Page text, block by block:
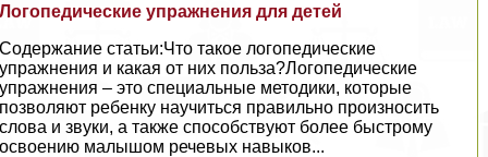
Логопедические упражнения для детей
Содержание статьи:Что такое логопедические
упражнения и какая от них польза?Логопедические
упражнения – это специальные методики, которые
позволяют ребенку научиться правильно произносить
слова и звуки, а также способствуют более быстрому
освоению малышом речевых навыков...